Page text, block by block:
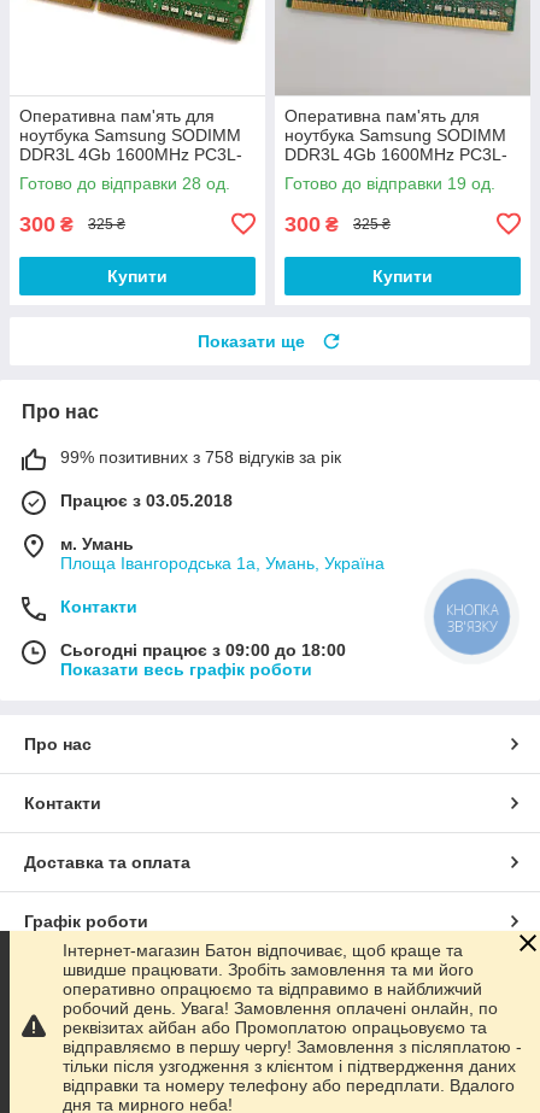
Оперативна пам'ять для
ноутбука Samsung SODIMM
DDR3L 4Gb 1600MHz PC3L-
12800s 1R8 CL11
(M471B5173DB0-YK0) Б/В
Готово до відправки 28 од.
300 ₴ 325 ₴
Купити
Оперативна пам'ять для
ноутбука Samsung SODIMM
DDR3L 4Gb 1600MHz PC3L-
12800S 1R8 CL11
(M471B5173QH0-YK0) Б/В
Готово до відправки 19 од.
300 ₴ 325 ₴
Купити
Показати ще
Про нас
99% позитивних з 758 відгуків за рік
Працює з 03.05.2018
м. Умань
Площа Івангородська 1а, Умань, Україна
Контакти
Сьогодні працює з 09:00 до 18:00
Показати весь графік роботи
Про нас
Контакти
Доставка та оплата
Графік роботи
Повна версія сайту
Сайт створено на маркетплейсіProm.ua
Політика конфіденційності
Інтернет-магазин Батон відпочиває, щоб краще та
швидше працювати. Зробіть замовлення та ми його
оперативно опрацюємо та відправимо в найближчий
робочий день. Увага! Замовлення оплачені онлайн, по
реквізитах айбан або Промоплатою опрацьовуємо та
відправляємо в першу чергу! Замовлення з післяплатою -
тільки після узгодження з клієнтом і підтвердження даних
відправки та номеру телефону або передплати. Вдалого
дня та мирного неба!
КНОПКА
ЗВ'ЯЗКУ